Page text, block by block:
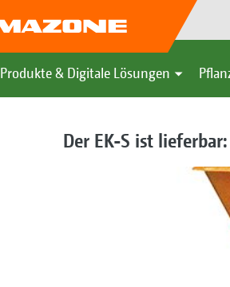
Produkte & Digitale Lösungen
Der EK-S ist lieferbar: